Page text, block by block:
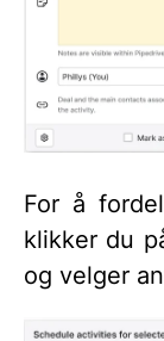
For å
klikker du
og velger